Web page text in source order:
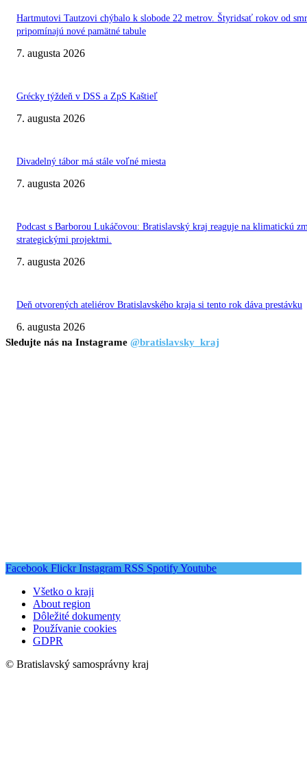
Hartmutovi Tautzovi chýbalo k slobode 22 metrov. Štyridsať rokov od
pripomínajú nové pamätné tabule
7. augusta 2026
Grécky týždeň v DSS a ZpS Kaštieľ
7. augusta 2026
Divadelný tábor má stále voľné miesta
7. augusta 2026
Podcast s Barborou Lukáčovou: Bratislavský kraj reaguje na klimatickú
strategickými projektmi.
7. augusta 2026
Deň otvorených ateliérov Bratislavského kraja si tento rok dáva prestávku
6. augusta 2026
Sledujte nás na Instagrame @bratislavsky_kraj
Facebook Flickr Instagram RSS SpotifyYoutube
Všetko o kraji
About region
Dôležité dokumenty
Používanie cookies
GDPR
© Bratislavský samosprávny kraj